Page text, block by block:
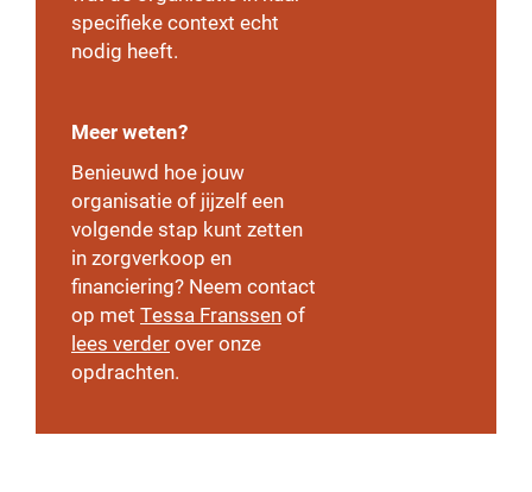
specifieke context echt
nodig heeft.
Meer weten?
Benieuwd hoe jouw
organisatie of jijzelf een
volgende stap kunt zetten
in zorgverkoop en
financiering? Neem contact
op met Tessa Franssenof
lees verderover onze
opdrachten.